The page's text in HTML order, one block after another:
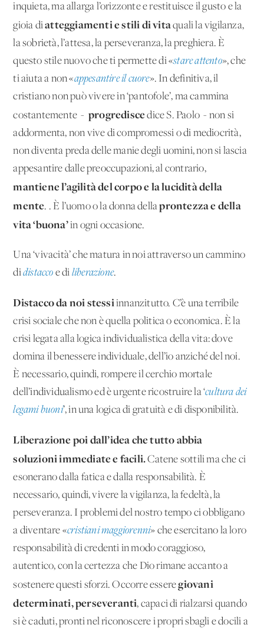
inquieta, ma allarga l’orizzonte e restituisce il gusto e la
gioia diatteggiamenti e stili di vitaquali la vigilanza,
la sobrietà, l’attesa, la perseveranza, la preghiera. È
questo stile nuovo che ti permette di «stare attento», che
ti aiuta a non «appesantire il cuore». In definitiva, il
cristiano non può vivere in ‘pantofole’, ma cammina
costantemente -progrediscedice S. Paolo - non si
addormenta, non vive di compromessi o di mediocrità,
non diventa preda delle manie degli uomini, non si lascia
appesantire dalle preoccupazioni, al contrario,
mantiene l’agilità del corpo e la lucidità della
mente. . È l’uomo o la donna dellaprontezza e della
vita ‘buona’in ogni occasione.
Una ‘vivacità’ che matura in noi attraverso un cammino
didistacco e di liberazione.
Distacco da noi stessiinnanzitutto. C’è una terribile
crisi sociale che non è quella politica o economica. È la
crisi legata alla logica individualistica della vita: dove
domina il benessere individuale, dell’io anziché del noi.
È necessario, quindi, rompere il cerchio mortale
dell’individualismo ed è urgente ricostruire la ‘cultura dei
legami buoni’, in una logica di gratuità e di disponibilità.
Liberazione poi dall’idea che tutto abbia
soluzioni immediate e facili.Catene sottili ma che ci
esonerano dalla fatica e dalla responsabilità. È
necessario, quindi, vivere la vigilanza, la fedeltà, la
perseveranza. I problemi del nostro tempo ci obbligano
a diventare «cristiani maggiorenni» che esercitano la loro
responsabilità di credenti in modo coraggioso,
autentico, con la certezza che Dio rimane accanto a
sostenere questi sforzi. Occorre esseregiovani
determinati, perseveranti, capaci di rialzarsi quando
si è caduti, pronti nel riconoscere i propri sbagli e docili a